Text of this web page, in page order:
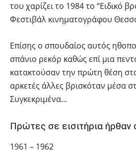
του χαρίζει το 1984 το “Ειδικό
Φεστιβάλ κινηματογράφου
Επίσης ο σπουδαίος αυτός
σπάνιο ρεκόρ καθώς επί μια
κατακτούσαν την πρώτη θέση
αρκετές άλλες βρισκόταν μέσα
Συγκεκριμένα…
Πρώτες σε εισιτήρια ήρθαν
1961 – 1962